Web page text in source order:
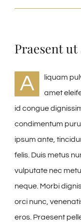
Praesent
A
liquam
amet
id congue
condimentum
ipsum ante,
felis. Duis metus
vulputate nec
neque. Morbi
orci nunc,
eros. Praesent